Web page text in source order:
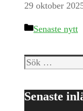
29 oktober
Kategorier
Senaste nytt
Sök
efter:
Senaste